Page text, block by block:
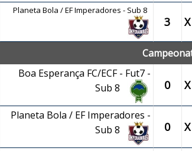
Planeta Bola / EF Imperadores - Sub 8
3 X
Boa Esperança FC/ECF - Fut7 -
Sub 8
0 X
Planeta Bola / EF Imperadores -
Sub 8
0 X